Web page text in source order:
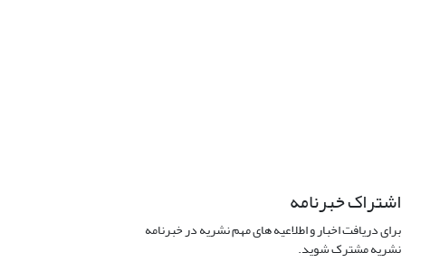
اشتراک خبرنامه
برای دریافت اخبار و اطلاعیه های مهم نشریه در خبرنامه
نشریه مشترک شوید.